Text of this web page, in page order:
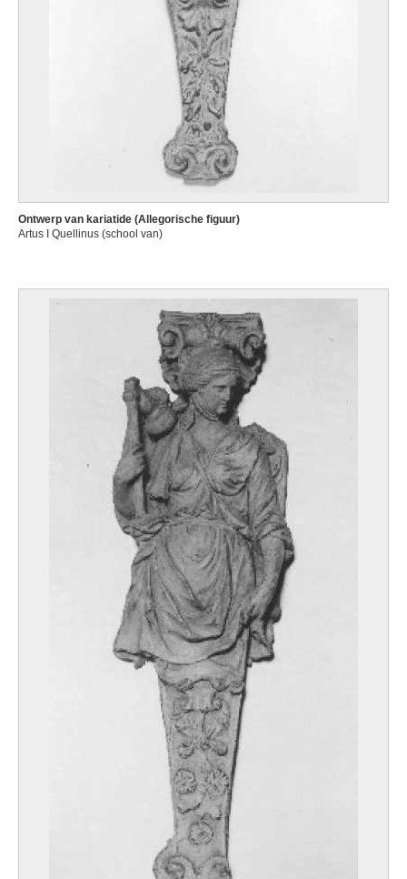
Ontwerp van kariatide (Allegorische figuur)
Artus I Quellinus (school van)